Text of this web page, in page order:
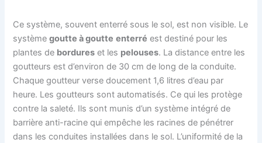
Ce système, souvent enterré sous le sol, est non visible. Le
systèmegoutte à goutte enterré est destiné pour les
plantes de bordures et les pelouses. La distance entre les
goutteurs est d’environ de 30 cm de long de la conduite.
Chaque goutteur verse doucement 1,6 litres d’eau par
heure. Les goutteurs sont automatisés. Ce qui les protège
contre la saleté. Ils sont munis d’un système intégré de
barrière anti-racine qui empêche les racines de pénétrer
dans les conduites installées dans le sol. L’uniformité de la